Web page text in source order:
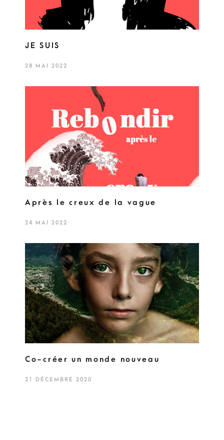
JE SUIS
28 MAI 2022
Après le creux de la vague
24 MAI 2022
Co-créer un monde nouveau
21 DÉCEMBRE 2020